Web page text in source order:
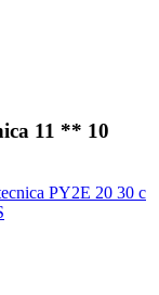
11 ** 10